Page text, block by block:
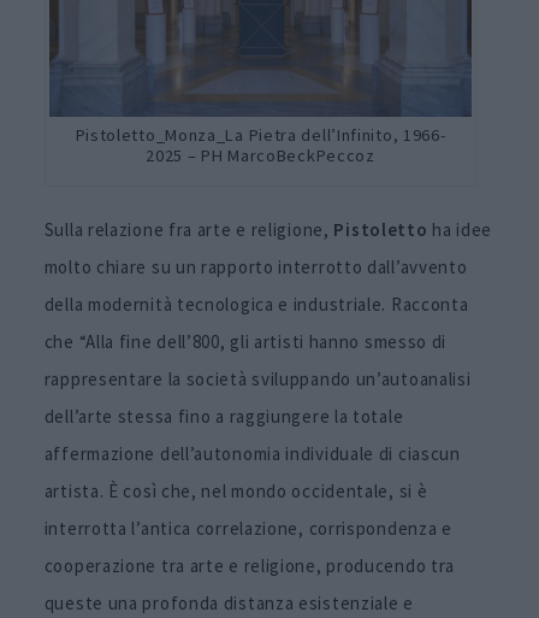
Pistoletto_Monza_La Pietra dell’Infinito, 1966-
2025 – PH MarcoBeckPeccoz
Sulla relazione fra arte e religione, Pistoletto ha idee
molto chiare su un rapporto interrotto dall’avvento
della modernità tecnologica e industriale. Racconta
che “Alla fine dell’800, gli artisti hanno smesso di
rappresentare la società sviluppando un’autoanalisi
dell’arte stessa fino a raggiungere la totale
affermazione dell’autonomia individuale di ciascun
artista. È così che, nel mondo occidentale, si è
interrotta l’antica correlazione, corrispondenza e
cooperazione tra arte e religione, producendo tra
queste una profonda distanza esistenziale e